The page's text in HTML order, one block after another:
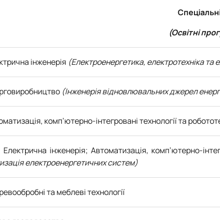
(Освітні
інженерія (Електроенергетика, електротехніка та
(Інженерія відновлювальних джерел
комп’ютерно-інтегровані технології та
інженерія; Автоматизація, комп’ютерно-
електроенергетичних систем)
та меблеві технології